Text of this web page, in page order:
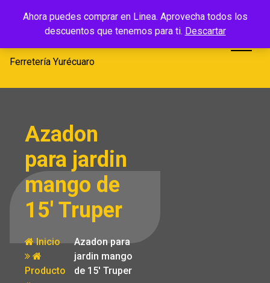
Ahora puedes comprar en Linea. Aprovecha todos los
descuentos que tenemos para ti. Descartar
Ferretería
Yurécuaro
Ferretería Yurécuaro
Azadon
para jardin
mango de
15′ Truper
Inicio
Producto
Azadon para
jardin mango
de 15′ Truper